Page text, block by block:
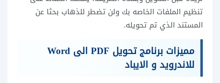
تنظيم الملفات الخاصه بك ولن تضطر للذهاب بحثا عن
المستند الذي تم تحويله.
مميزات برنامج تحويل PDF الى Word
للاندرويد و الايباد